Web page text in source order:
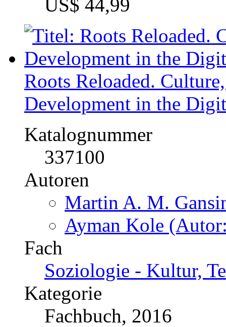
Roots Reloaded.
Development in the
Katalognummer
337100
Autoren
Martin A. M.
Ayman Kole
Fach
Soziologie - Kultur,
Kategorie
Fachbuch, 2016
Preis
US$ 28,99